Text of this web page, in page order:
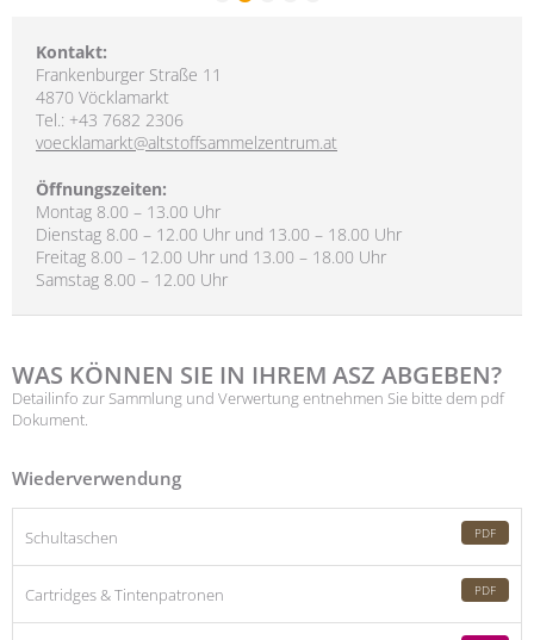
Kontakt:
Frankenburger Straße 11
4870 Vöcklamarkt
Tel.: +43 7682 2306
voecklamarkt@altstoffsammelzentrum.at
Öffnungszeiten:
Montag 8.00 – 13.00 Uhr
Dienstag 8.00 – 12.00 Uhr und 13.00 – 18.00 Uhr
Freitag 8.00 – 12.00 Uhr und 13.00 – 18.00 Uhr
Samstag 8.00 – 12.00 Uhr
WAS KÖNNEN SIE IN IHREM ASZ ABGEBEN?
Detailinfo zur Sammlung und Verwertung entnehmen Sie bitte dem pdf
Dokument.
Wiederverwendung
Schultaschen PDF
Cartridges & Tintenpatronen PDF